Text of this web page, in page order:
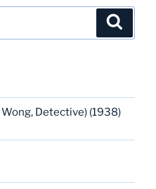
Detective) (1938)